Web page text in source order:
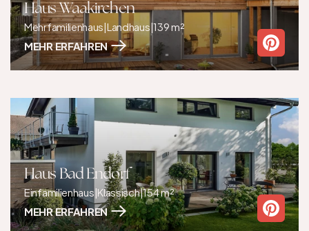
Haus Waakirchen
Mehrfamilienhaus|Landhaus|139 m²
MEHR ERFAHREN
Haus Bad Endorf
Einfamilienhaus|Klassisch|154 m²
MEHR ERFAHREN